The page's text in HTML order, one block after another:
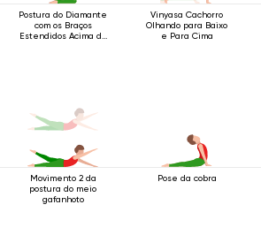
Postura do Diamante
com os Braços
Estendidos Acima da
Vinyasa Cachorro
Olhando para Baixo
e Para Cima
Movimento 2 da
postura do meio
gafanhoto
Pose da cobra